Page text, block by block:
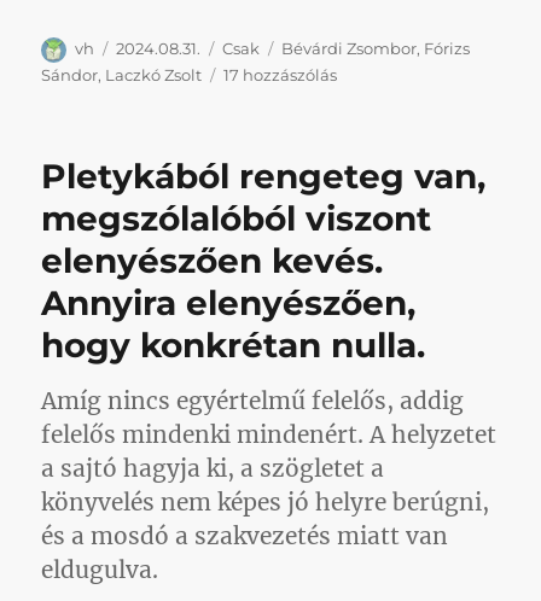
Szerző
vh Közzétéve
2024.08.31. Kategória
Csak Címke
Bévárdi Zsombor, Fórizs
Sándor, Laczkó Zsolt 17 hozzászólásBig
és
F*cking
Honvéd
sportszakmai
programja
bejegyzéshez
Pletykából rengeteg van,
megszólalóból viszont
elenyészően kevés.
Annyira elenyészően,
hogy konkrétan nulla.
Amíg nincs egyértelmű felelős, addig
felelős mindenki mindenért. A helyzetet
a sajtó hagyja ki, a szögletet a
könyvelés nem képes jó helyre berúgni,
és a mosdó a szakvezetés miatt van
eldugulva.